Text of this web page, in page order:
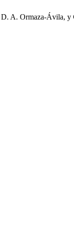
A. Ormaza-Ávila,